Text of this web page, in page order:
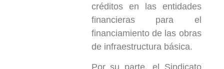
créditos en las entidades
financieras para el
financiamiento de las obras
de infraestructura básica.